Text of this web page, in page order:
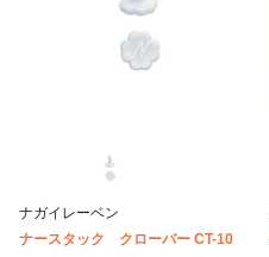
ナガイレーベン
ナースタック クローバー CT-10